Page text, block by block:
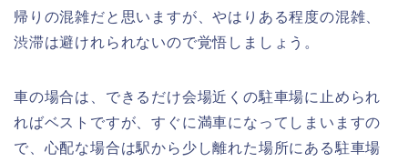
帰りの混雑だと思いますが、やはりある程度の混雑、
渋滞は避けれられないので覚悟しましょう。
車の場合は、できるだけ会場近くの駐車場に止められ
ればベストですが、すぐに満車になってしまいますの
で、心配な場合は駅から少し離れた場所にある駐車場